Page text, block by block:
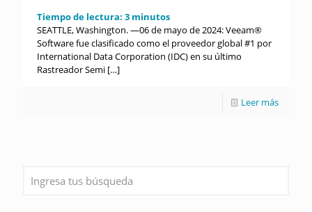
Tiempo de lectura: 3 minutos
SEATTLE, Washington. —06 de mayo de 2024: Veeam®
Software fue clasificado como el proveedor global #1 por
International Data Corporation (IDC) en su último
Rastreador Semi […]
Leer más